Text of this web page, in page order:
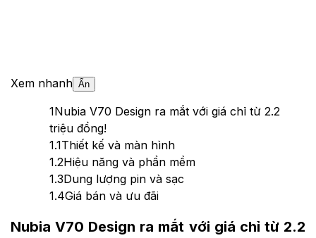
Xem nhanh Ẩn
1Nubia V70 Design ra mắt với giá chỉ từ 2.2
triệu đồng!
1.1Thiết kế và màn hình
1.2Hiệu năng và phần mềm
1.3Dung lượng pin và sạc
1.4Giá bán và ưu đãi
Nubia V70 Design ra mắt với giá chỉ từ 2.2